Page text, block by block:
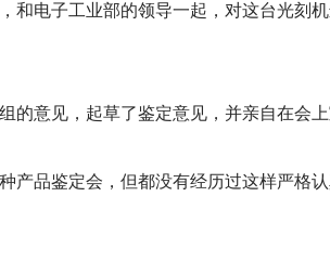
和电子工业部的领导一起，对这台光刻
的意见，起草了鉴定意见，并亲自在会上
产品鉴定会，但都没有经历过这样严格认